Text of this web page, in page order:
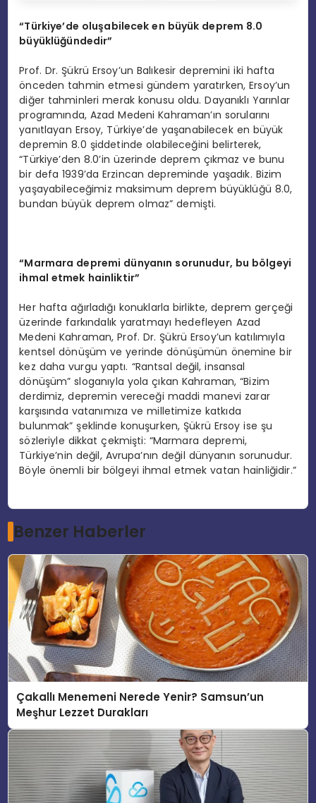
“Türkiye’de oluşabilecek en büyük deprem 8.0
büyüklüğündedir”
Prof. Dr. Şükrü Ersoy’un Balıkesir depremini iki hafta
önceden tahmin etmesi gündem yaratırken, Ersoy’un
diğer tahminleri merak konusu oldu. Dayanıklı Yarınlar
programında, Azad Medeni Kahraman’ın sorularını
yanıtlayan Ersoy, Türkiye’de yaşanabilecek en büyük
depremin 8.0 şiddetinde olabileceğini belirterek,
“Türkiye’den 8.0’in üzerinde deprem çıkmaz ve bunu
bir defa 1939’da Erzincan depreminde yaşadık. Bizim
yaşayabileceğimiz maksimum deprem büyüklüğü 8.0,
bundan büyük deprem olmaz” demişti.
“Marmara depremi dünyanın sorunudur, bu bölgeyi
ihmal etmek hainliktir”
Her hafta ağırladığı konuklarla birlikte, deprem gerçeği
üzerinde farkındalık yaratmayı hedefleyen Azad
Medeni Kahraman, Prof. Dr. Şükrü Ersoy’un katılımıyla
kentsel dönüşüm ve yerinde dönüşümün önemine bir
kez daha vurgu yaptı. “Rantsal değil, insansal
dönüşüm” sloganıyla yola çıkan Kahraman, “Bizim
derdimiz, depremin vereceği maddi manevi zarar
karşısında vatanımıza ve milletimize katkıda
bulunmak” şeklinde konuşurken, Şükrü Ersoy ise şu
sözleriyle dikkat çekmişti: “Marmara depremi,
Türkiye’nin değil, Avrupa’nın değil dünyanın sorunudur.
Böyle önemli bir bölgeyi ihmal etmek vatan hainliğidir.”
Benzer Haberler
Çakallı Menemeni Nerede Yenir? Samsun’un
Meşhur Lezzet Durakları